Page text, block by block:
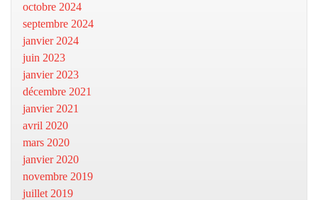
octobre 2024
septembre 2024
janvier 2024
juin 2023
janvier 2023
décembre 2021
janvier 2021
avril 2020
mars 2020
janvier 2020
novembre 2019
juillet 2019